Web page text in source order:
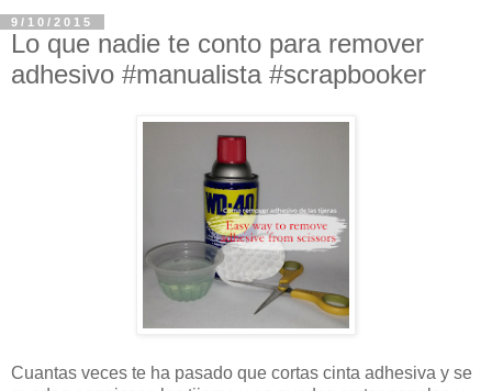
9/10/2015
Lo que nadie te conto para remover
adhesivo #manualista #scrapbooker
Cuantas veces te ha pasado que cortas cinta adhesiva y se